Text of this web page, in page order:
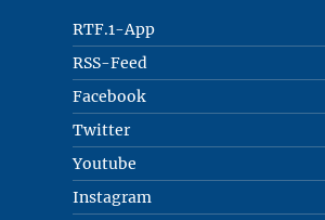
RTF.1-App
RSS-Feed
Facebook
Twitter
Youtube
Instagram